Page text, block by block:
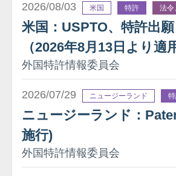
2026/08/03 米国 特許 法令
米国：USPTO、特許出
（2026年8月13日より適
外国特許情報委員会
2026/07/29 ニュージーランド
ニュージーランド：
施行)
外国特許情報委員会